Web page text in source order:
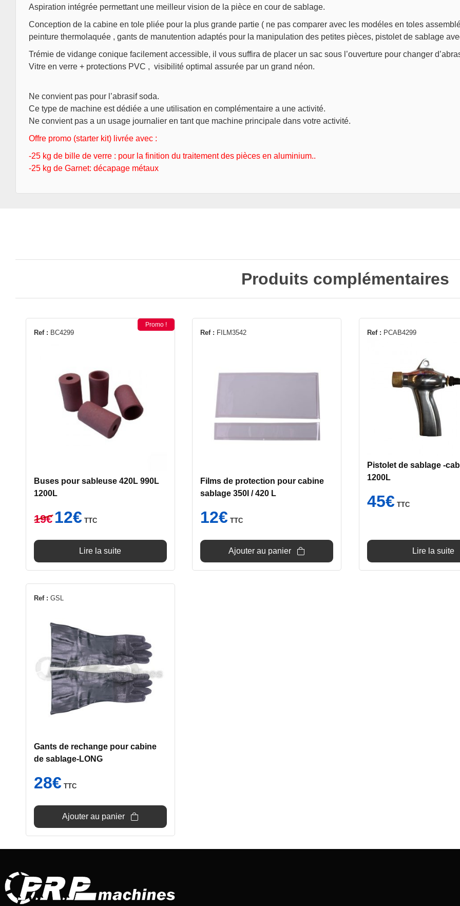
Aspiration intégrée permettant une meilleur vision de la pièce en cour de sablage.
Conception de la cabine en tole pliée pour la plus grande partie ( ne pas comparer avec les modéles en toles
peinture thermolaquée , gants de manutention adaptés pour la manipulation des petites pièces, pistolet de sablage
Trémie de vidange conique facilement accessible, il vous suffira de placer un sac sous l’ouverture pour changer
Vitre en verre + protections PVC , visibilité optimal assurée par un grand néon.
Ne convient pas pour l’abrasif soda.
Ce type de machine est dédiée a une utilisation en complémentaire a une activité.
Ne convient pas a un usage journalier en tant que machine principale dans votre activité.
Offre promo (starter kit) livrée avec :
-25 kg de bille de verre : pour la finition du traitement des pièces en aluminium..
-25 kg de Garnet: décapage métaux
Produits complémentaires
Ref : BC4299
Promo !
Buses pour sableuse 420L 990L
1200L
19€
Le
prix
12€prix
est :
TTC
Lire la suite
Ref : FILM3542
Films de protection pour cabine
sablage 350l / 420 L
12€ TTC
Ajouter au panier
Ref : PCAB4299
Pistolet de sablage -
1200L
45€ TTC
Lire la suite
Ref : GSL
Gants de rechange pour cabine
de sablage-LONG
28€ TTC
Ajouter au panier